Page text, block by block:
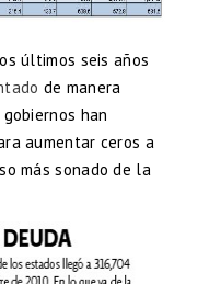
últimos seis años
de manera
han
aumentar ceros a
más sonado de la